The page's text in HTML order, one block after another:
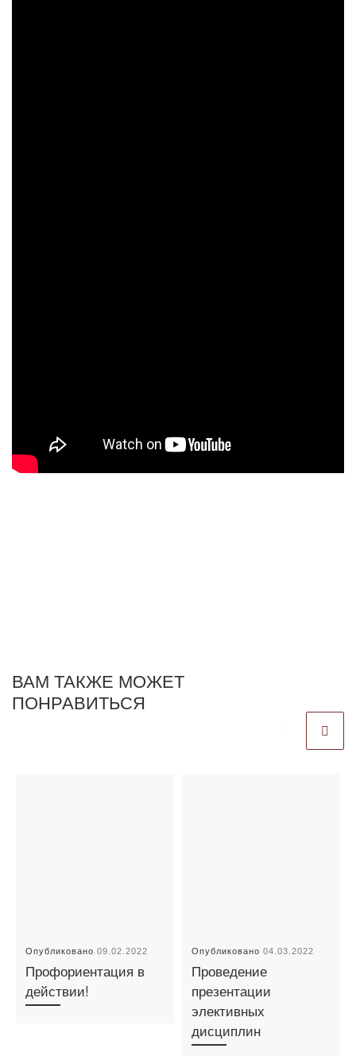
ВАМ ТАКЖЕ МОЖЕТ
ПОНРАВИТЬСЯ
Опубликовано09.02.2022
Профориентация в
действии!
Опубликовано04.03.2022
Проведение
презентации
элективных
дисциплин